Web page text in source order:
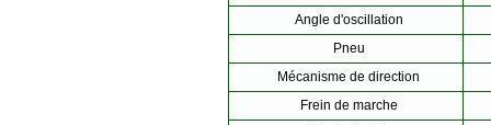
Angle d'oscillation
Pneu
Mécanisme de direction
Frein de marche